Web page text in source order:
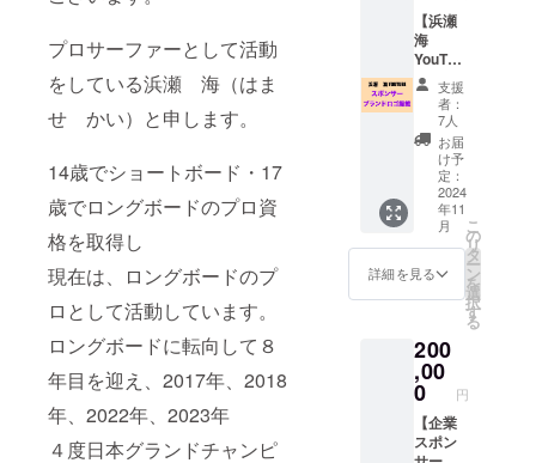
プロサーファーとして活動
をしている浜瀬 海（はま
せ かい）と申します。
14歳でショートボード・17
歳でロングボードのプロ資
格を取得し
現在は、ロングボードのプ
ロとして活動しています。
ロングボードに転向して８
年目を迎え、2017年、2018
年、2022年、2023年
４度日本グランドチャンピ
性能抜
群で
す！
futures
boxのみ
となっ
てま
す！
Logoは
黒で
す！ サ
イズは
１サイ
ズのみ
【浜瀬
海
YouTub
e スポ
ン
サー
ロゴ掲
載プラ
ン】 浜
瀬海
Youtub
eスポン
サー！
Youtub
eの映像
(1本)の
企業様
のブラ
ンドロ
ゴをお
入れい
たしま
支援
者：
7人
お届
け予
定：
2024
年11
月
詳細を見る
こ
の
リ
タ
ー
ン
を
選
択
す
る
200
,00
0 円
【企業
スポン